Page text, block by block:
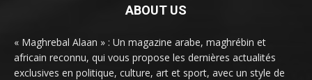
ABOUT US
« Maghrebal Alaan » : Un magazine arabe, maghrébin et
africain reconnu, qui vous propose les dernières actualités
exclusives en politique, culture, art et sport, avec un style de